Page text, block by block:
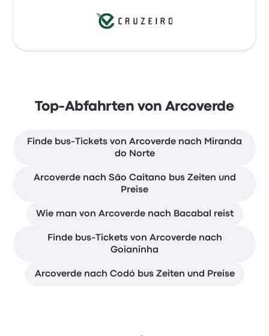
Top-Abfahrten von Arcoverde
Finde bus-Tickets von Arcoverde nach Miranda
do Norte
Arcoverde nach São Caitano bus Zeiten und
Preise
Wie man von Arcoverde nach Bacabal reist
Finde bus-Tickets von Arcoverde nach
Goianinha
Arcoverde nach Codó bus Zeiten und Preise